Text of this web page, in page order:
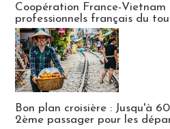
Coopération France-Vietnam
professionnels français du
Bon plan croisière : Jusqu'à
2ème passager pour les